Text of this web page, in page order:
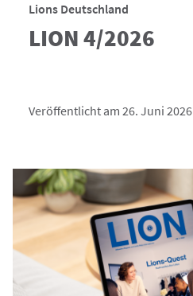
Lions Deutschland
LION 4/2026
Veröffentlicht am 26. Juni 2026